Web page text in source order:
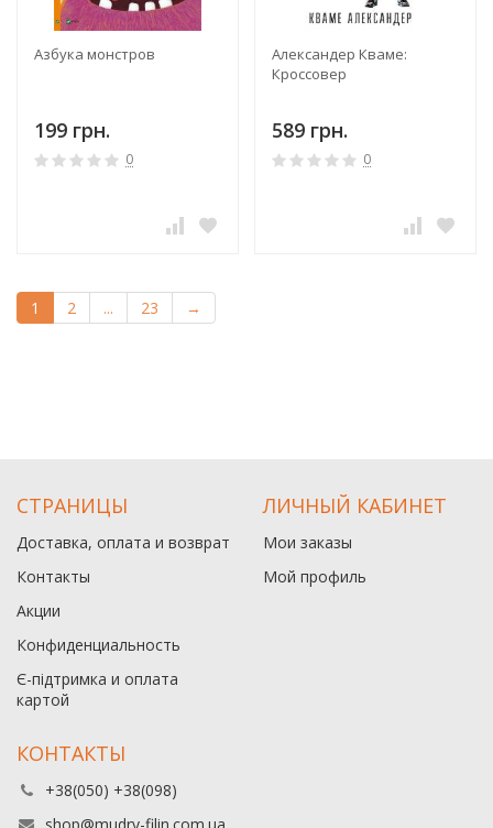
Азбука монстров
199 грн.
0
Александер Кваме:
Кроссовер
589 грн.
0
1 2 ... 23 →
СТРАНИЦЫ
Доставка, оплата и возврат
Контакты
Акции
Конфиденциальность
Є-підтримка и оплата
картой
ЛИЧНЫЙ КАБИНЕТ
Мои заказы
Мой профиль
КОНТАКТЫ
+38(050) +38(098)